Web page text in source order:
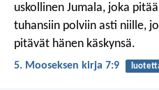
uskollinen Jumala, joka
tuhansiin polviin asti niille,
pitävät hänen käskynsä.
5. Mooseksen kirja 7:9